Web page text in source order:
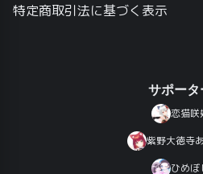
特定商取引法に基づく表示
サポータ
恋猫咲
紫野大徳寺
ひめぼ